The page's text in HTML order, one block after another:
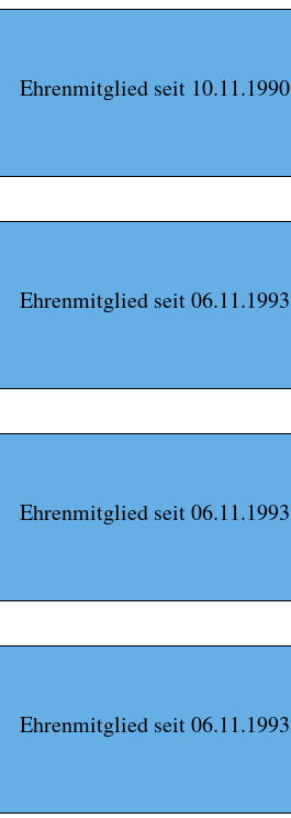
Ehrenmitglied seit 10.11.1990
Ehrenmitglied seit 06.11.1993
Ehrenmitglied seit 06.11.1993
Ehrenmitglied seit 06.11.1993